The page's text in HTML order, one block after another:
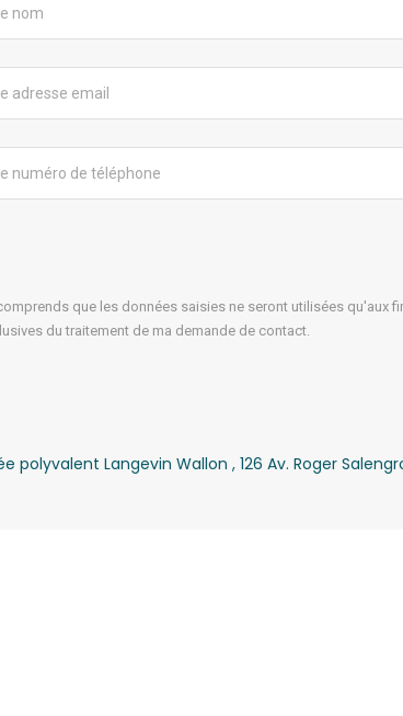
que les données saisies ne seront utilisées qu'aux
du traitement de ma demande de contact.
polyvalent Langevin Wallon , 126 Av. Roger